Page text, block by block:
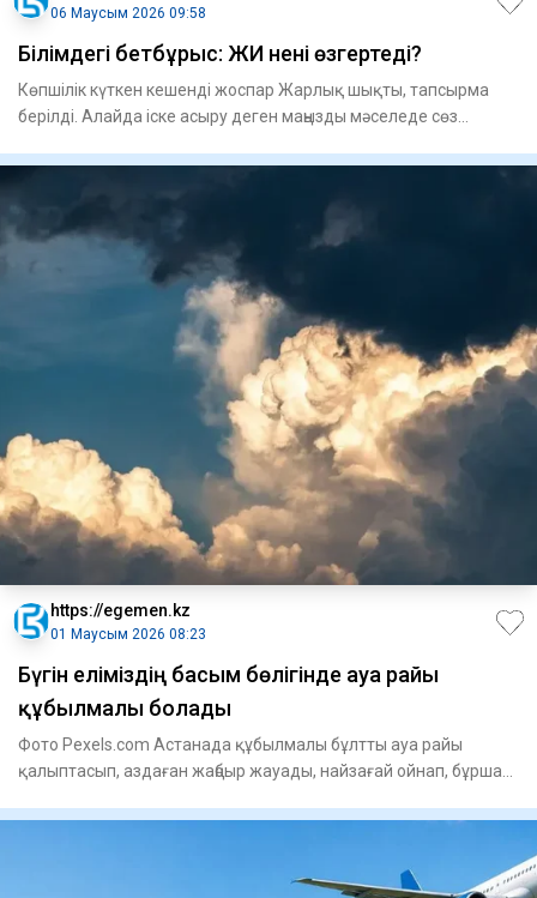
06 Маусым 2026 09:58
Білімдегі бетбұрыс: ЖИ нені өзгертеді?
Көпшілік күткен кешенді жоспар Жарлық шықты, тапсырма
берілді. Алайда іске асыру деген маңызды мәселеде сөз
https://egemen.kz
01 Маусым 2026 08:23
Бүгін еліміздің басым бөлігінде ауа райы
құбылмалы болады
Фото Pexels.com Астанада құбылмалы бұлтты ауа райы
қалыптасып, аздаған жаңбыр жауады, найзағай ойнап, бұршақ